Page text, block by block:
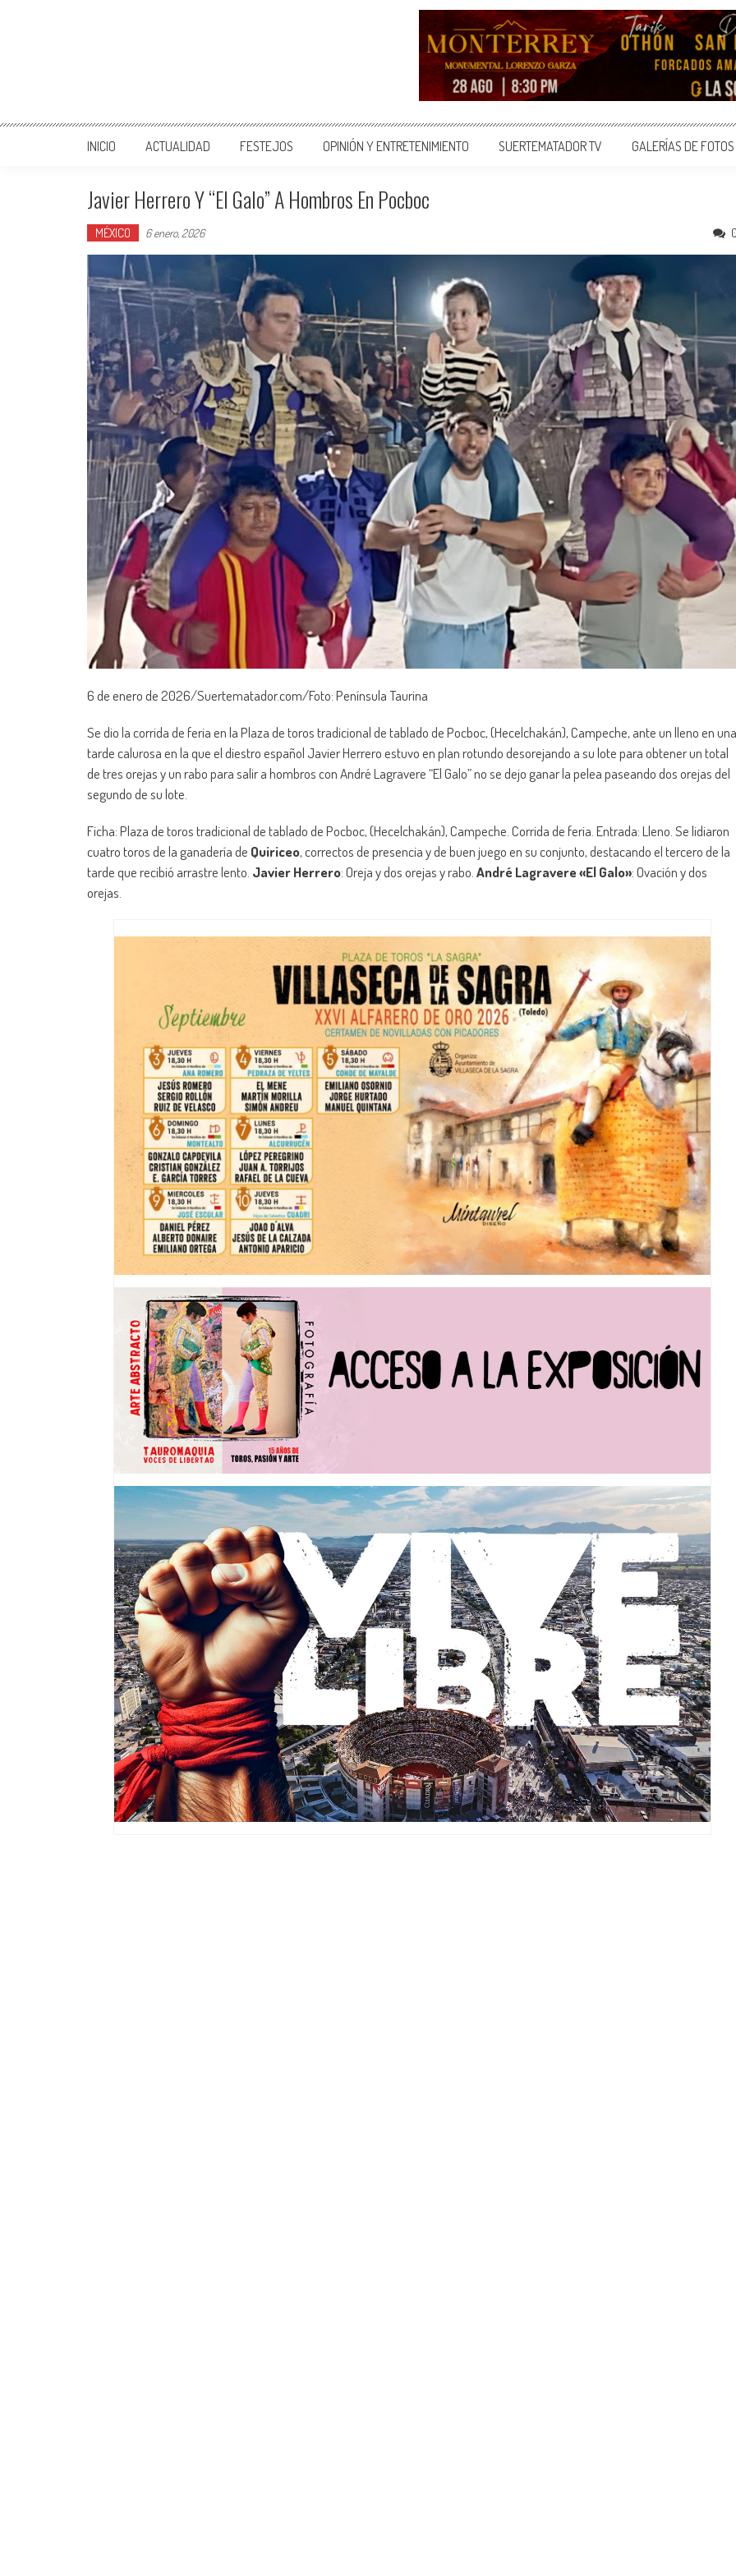
INICIO ACTUALIDAD FESTEJOS OPINIÓN Y ENTRETENIMIENTO SUERTEMATADOR TV GALERÍAS DE FOTOS
Javier Herrero Y “El Galo” A Hombros En Pocboc
MÉXICO 6 enero, 2026
6 de enero de 2026/Suertematador.com/Foto: Península Taurina
Se dio la corrida de feria en la Plaza de toros tradicional de tablado de Pocboc, (Hecelchakán), Campeche, ante un lleno en una
tarde calurosa en la que el diestro español Javier Herrero estuvo en plan rotundo desorejando a su lote para obtener un total
de tres orejas y un rabo para salir a hombros con André Lagravere “El Galo” no se dejo ganar la pelea paseando dos orejas del
segundo de su lote.
Ficha: Plaza de toros tradicional de tablado de Pocboc, (Hecelchakán), Campeche. Corrida de feria. Entrada: Lleno. Se lidiaron
cuatro toros de la ganadería de Quiriceo, correctos de presencia y de buen juego en su conjunto, destacando el tercero de la
tarde que recibió arrastre lento. Javier Herrero: Oreja y dos orejas y rabo. André Lagravere «El Galo»: Ovación y dos
orejas.